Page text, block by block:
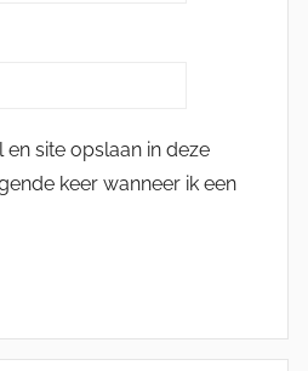
en site opslaan in deze
keer wanneer ik een